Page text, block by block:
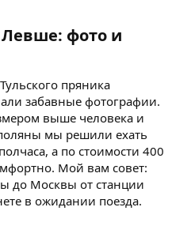
фото и
пряника
забавные фотографии.
выше человека и
мы решили ехать
а по стоимости 400
Мой вам совет:
до Москвы от станции
в ожидании поезда.